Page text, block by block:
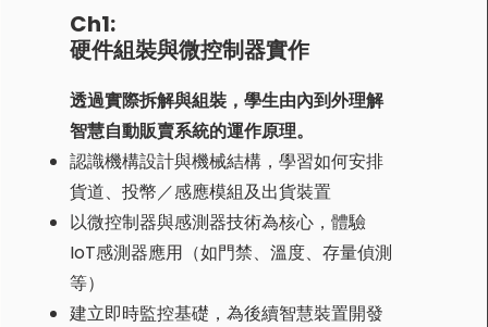
Ch1:
硬件組裝與微控制器實作
透過實際拆解與組裝，學生由內到外理解
智慧自動販賣系統的運作原理。
認識機構設計與機械結構，學習如何安排
貨道、投幣／感應模組及出貨裝置
以微控制器與感測器技術為核心，體驗
IoT感測器應用（如門禁、溫度、存量偵測
等）
建立即時監控基礎，為後續智慧裝置開發